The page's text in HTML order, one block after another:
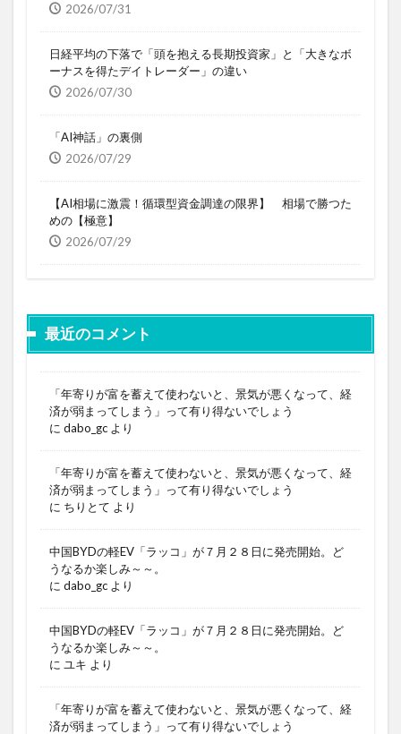
2026/07/31
日経平均の下落で「頭を抱える長期投資家」と「大きなボ
ーナスを得たデイトレーダー」の違い
2026/07/30
「AI神話」の裏側
2026/07/29
【AI相場に激震！循環型資金調達の限界】 相場で勝つた
めの【極意】
2026/07/29
最近のコメント
「年寄りが富を蓄えて使わないと、景気が悪くなって、経
済が弱まってしまう」って有り得ないでしょう
に dabo_gc より
「年寄りが富を蓄えて使わないと、景気が悪くなって、経
済が弱まってしまう」って有り得ないでしょう
に ちりとて より
中国BYDの軽EV「ラッコ」が７月２８日に発売開始。ど
うなるか楽しみ～～。
に dabo_gc より
中国BYDの軽EV「ラッコ」が７月２８日に発売開始。ど
うなるか楽しみ～～。
に ユキ より
「年寄りが富を蓄えて使わないと、景気が悪くなって、経
済が弱まってしまう」って有り得ないでしょう